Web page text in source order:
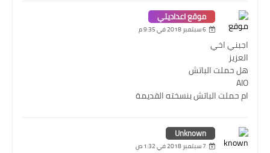
موقع اعداديتي
6 سبتمبر 2018 في 9:35 م
اجبني اخي
العزيز
هل حملت الباتش
AIO
ام حملت الباتش بنسخته القديمة
Unknown
7 سبتمبر 2018 في 1:32 ص